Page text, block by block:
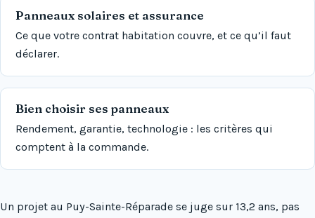
Panneaux solaires et assurance
Ce que votre contrat habitation couvre, et ce qu’il faut
déclarer.
Bien choisir ses panneaux
Rendement, garantie, technologie : les critères qui
comptent à la commande.
Un projet au Puy-Sainte-Réparade se juge sur 13,2 ans, pas